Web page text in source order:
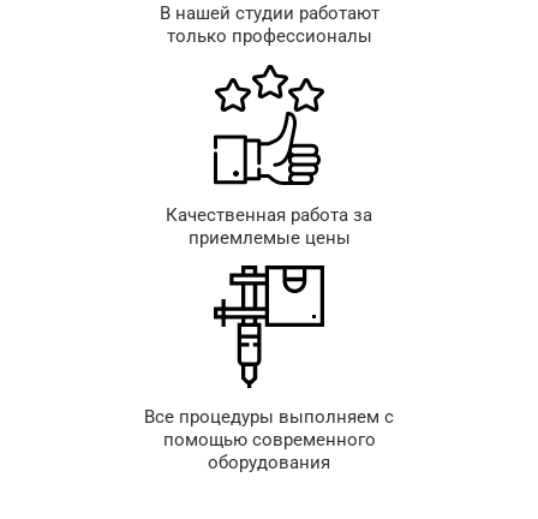
В нашей студии работают
только профессионалы
Качественная работа за
приемлемые цены
Все процедуры выполняем с
помощью современного
оборудования